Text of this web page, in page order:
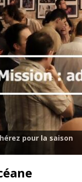
pour la saison